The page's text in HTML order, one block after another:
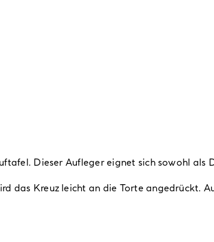
Dieser Aufleger eignet sich sowohl als
das Kreuz leicht an die Torte angedrückt.